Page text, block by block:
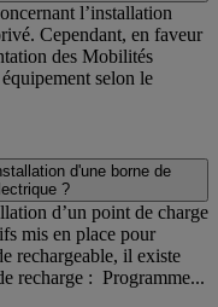
l’installation
Cependant, en faveur
des Mobilités
selon le
d'une borne de
?
d’un point de charge
mis en place pour
rechargeable, il existe
recharge : Programme...